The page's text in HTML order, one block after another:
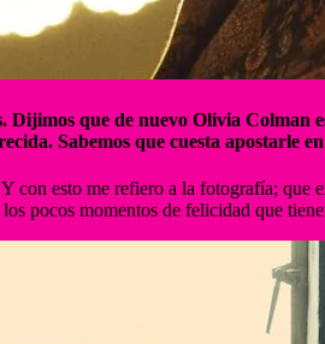
que de nuevo Olivia Colman
Sabemos que cuesta apostarle
con esto me refiero a la fotografía;
pocos momentos de felicidad que